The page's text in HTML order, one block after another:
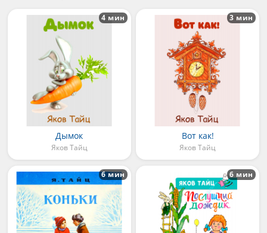
Дымок
Яков Тайц
4 мин
Вот как!
Яков Тайц
3 мин
6 мин 6 мин